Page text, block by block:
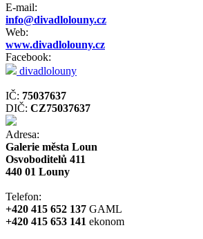
E-mail:
info@divadlolouny.cz
Web:
www.divadlolouny.cz
Facebook:
divadlolouny
IČ: 75037637
DIČ: CZ75037637
Adresa:
Galerie města Loun
Osvoboditelů 411
440 01 Louny
Telefon:
+420 415 652 137 GAML
+420 415 653 141 ekonom